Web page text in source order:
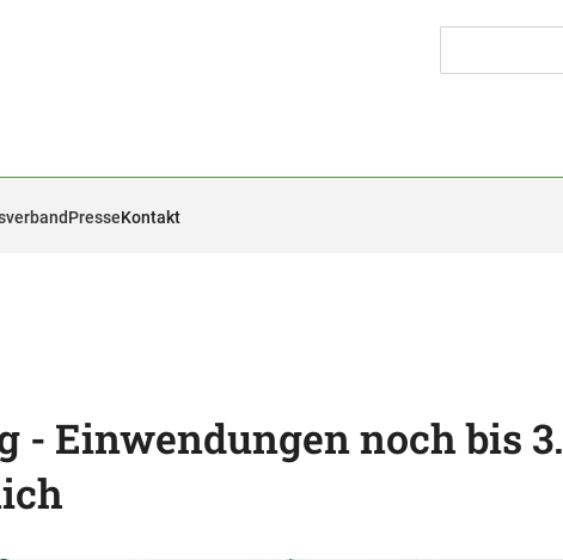
PresseKontakt
- Einwendungen noch bis 3.